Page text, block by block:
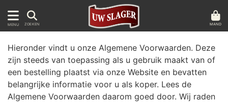
MENU ZOEKEN MAND
Hieronder vindt u onze Algemene Voorwaarden. Deze
zijn steeds van toepassing als u gebruik maakt van of
een bestelling plaatst via onze Website en bevatten
belangrijke informatie voor u als koper. Lees de
Algemene Voorwaarden daarom goed door. Wij raden